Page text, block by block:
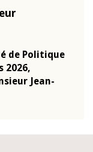
de Politique
2026,
Jean-